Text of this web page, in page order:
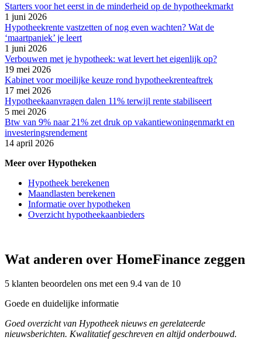
Starters voor het eerst in de minderheid op de hypotheekmarkt
1 juni 2026
Hypotheekrente vastzetten of nog even wachten? Wat de
‘maartpaniek’ je leert
1 juni 2026
Verbouwen met je hypotheek: wat levert het eigenlijk op?
19 mei 2026
Kabinet voor moeilijke keuze rond hypotheekrenteaftrek
17 mei 2026
Hypotheekaanvragen dalen 11% terwijl rente stabiliseert
5 mei 2026
Btw van 9% naar 21% zet druk op vakantiewoningenmarkt en
investeringsrendement
14 april 2026
Meer over Hypotheken
Hypotheek berekenen
Maandlasten berekenen
Informatie over hypotheken
Overzicht hypotheekaanbieders
Wat anderen over HomeFinance zeggen
5 klanten beoordelen ons met een 9.4 van de 10
Goede en duidelijke informatie
Goed overzicht van Hypotheek nieuws en gerelateerde
nieuwsberichten. Kwalitatief geschreven en altijd onderbouwd.